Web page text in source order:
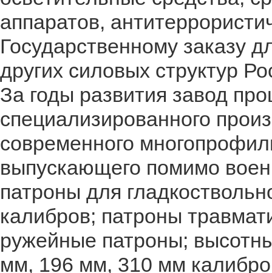
аппаратов,
Государственному заказу
других силовых структур
За годы развития завод
специализированного
современного
выпускающего помимо
патроны для
калибров; патроны
ружейные патроны;
мм, 196 мм, 310 мм